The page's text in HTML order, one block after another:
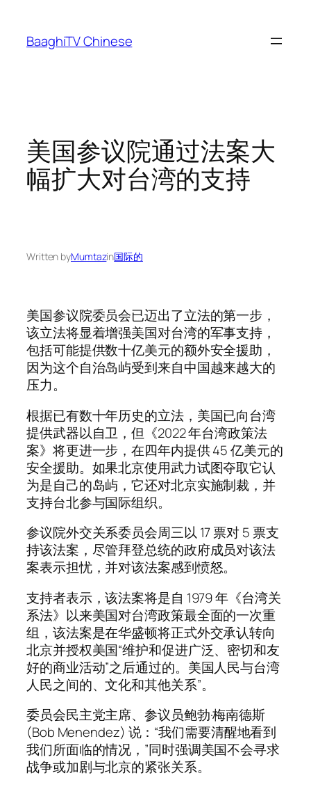
content
BaaghiTV Chinese
美国参议院通过法案大
幅扩大对台湾的支持
Written byMumtazin国际的
美国参议院委员会已迈出了立法的第一步，
该立法将显着​​增强美国对台湾的军事支持，
包括可能提供数十亿美元的额外安全援助，
因为这个自治岛屿受到来自中国越来越大的
压力。
根据已有数十年历史的立法，美国已向台湾
提供武器以自卫，但《2022 年台湾政策法
案》将更进一步，在四年内提供 45 亿美元的
安全援助。如果北京使用武力试图夺取它认
为是自己的岛屿，它还对北京实施制裁，并
支持台北参与国际组织。
参议院外交关系委员会周三以 17 票对 5 票支
持该法案，尽管拜登总统的政府成员对该法
案表示担忧，并对该法案感到愤怒。
支持者表示，该法案将是自 1979 年《台湾关
系法》以来美国对台湾政策最全面的一次重
组，该法案是在华盛顿将正式外交承认转向
北京并授权美国“维护和促进广泛、密切和友
好的商业活动”之后通过的。美国人民与台湾
人民之间的、文化和其他关系”。
委员会民主党主席、参议员鲍勃·梅南德斯
(Bob Menendez) 说：“我们需要清醒地看到
我们所面临的情况，”同时强调美国不会寻求
战争或加剧与北京的紧张关系。